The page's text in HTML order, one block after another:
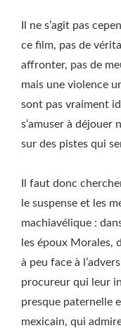
Il ne s’agit pas
ce film, pas de
affronter, pas de
mais une violence
sont pas vraiment
s’amuser à déjouer
sur des pistes qui
Il faut donc
le suspense et les
machiavélique :
les époux Morales,
à peu face à
procureur qui leur
presque paternelle
mexicain, qui